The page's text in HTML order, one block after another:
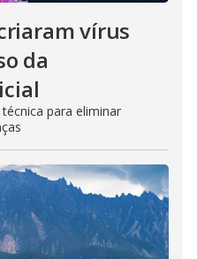
vírus
da
para eliminar